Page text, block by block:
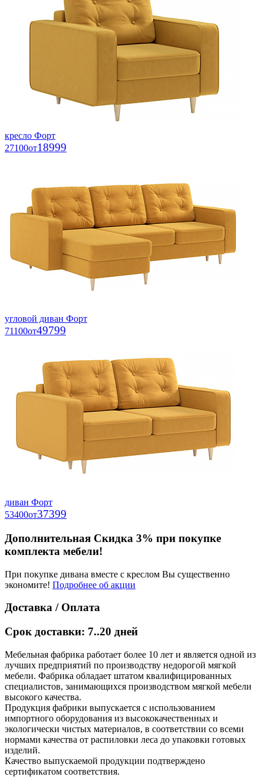
кресло Форт
27100от18999
угловой диван Форт
71100от49799
диван Форт
53400от37399
Дополнительная Скидка 3% при покупке
комплекта мебели!
При покупке дивана вместе с креслом Вы существенно
экономите! Подробнее об акции
Доставка / Оплата
Срок доставки: 7..20 дней
Мебельная фабрика работает более 10 лет и является одной из
лучших предприятий по производству недорогой мягкой
мебели. Фабрика обладает штатом квалифицированных
специалистов, занимающихся производством мягкой мебели
высокого качества.
Продукция фабрики выпускается с использованием
импортного оборудования из высококачественных и
экологически чистых материалов, в соответствии со всеми
нормами качества от распиловки леса до упаковки готовых
изделий.
Качество выпускаемой продукции подтверждено
сертификатом соответствия.